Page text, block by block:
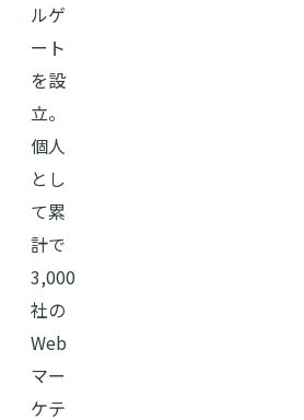
ルゲ
ート
を設
立。
個人
とし
て累
計で
3,000
社の
Web
マー
ケテ